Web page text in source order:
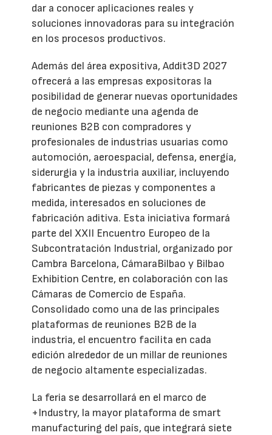
dar a conocer aplicaciones reales y
soluciones innovadoras para su integración
en los procesos productivos.
Además del área expositiva, Addit3D 2027
ofrecerá a las empresas expositoras la
posibilidad de generar nuevas oportunidades
de negocio mediante una agenda de
reuniones B2B con compradores y
profesionales de industrias usuarias como
automoción, aeroespacial, defensa, energía,
siderurgia y la industria auxiliar, incluyendo
fabricantes de piezas y componentes a
medida, interesados en soluciones de
fabricación aditiva. Esta iniciativa formará
parte del XXII Encuentro Europeo de la
Subcontratación Industrial, organizado por
Cambra Barcelona, CámaraBilbao y Bilbao
Exhibition Centre, en colaboración con las
Cámaras de Comercio de España.
Consolidado como una de las principales
plataformas de reuniones B2B de la
industria, el encuentro facilita en cada
edición alrededor de un millar de reuniones
de negocio altamente especializadas.
La feria se desarrollará en el marco de
+Industry, la mayor plataforma de smart
manufacturing del país, que integrará siete